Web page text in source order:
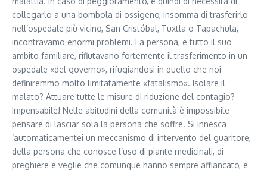
collegarlo a una bombola di ossigeno, insomma di trasferirlo
nell’ospedale più vicino, San Cristóbal, Tuxtla o Tapachula,
incontravamo enormi problemi. La persona, e tutto il suo
ambito familiare, rifiutavano fortemente il trasferimento in un
ospedale «del governo», rifugiandosi in quello che noi
definiremmo molto limitatamente «fatalismo». Isolare il
malato? Attuare tutte le misure di riduzione del contagio?
Impensabile! Nelle abitudini della comunità è impossibile
pensare di lasciar sola la persona che soffre. Si innesca
‘automaticamentei un meccanismo di intervento del guaritore,
della persona che conosce l’uso di piante medicinali, di
preghiere e veglie che comunque hanno sempre affiancato, e